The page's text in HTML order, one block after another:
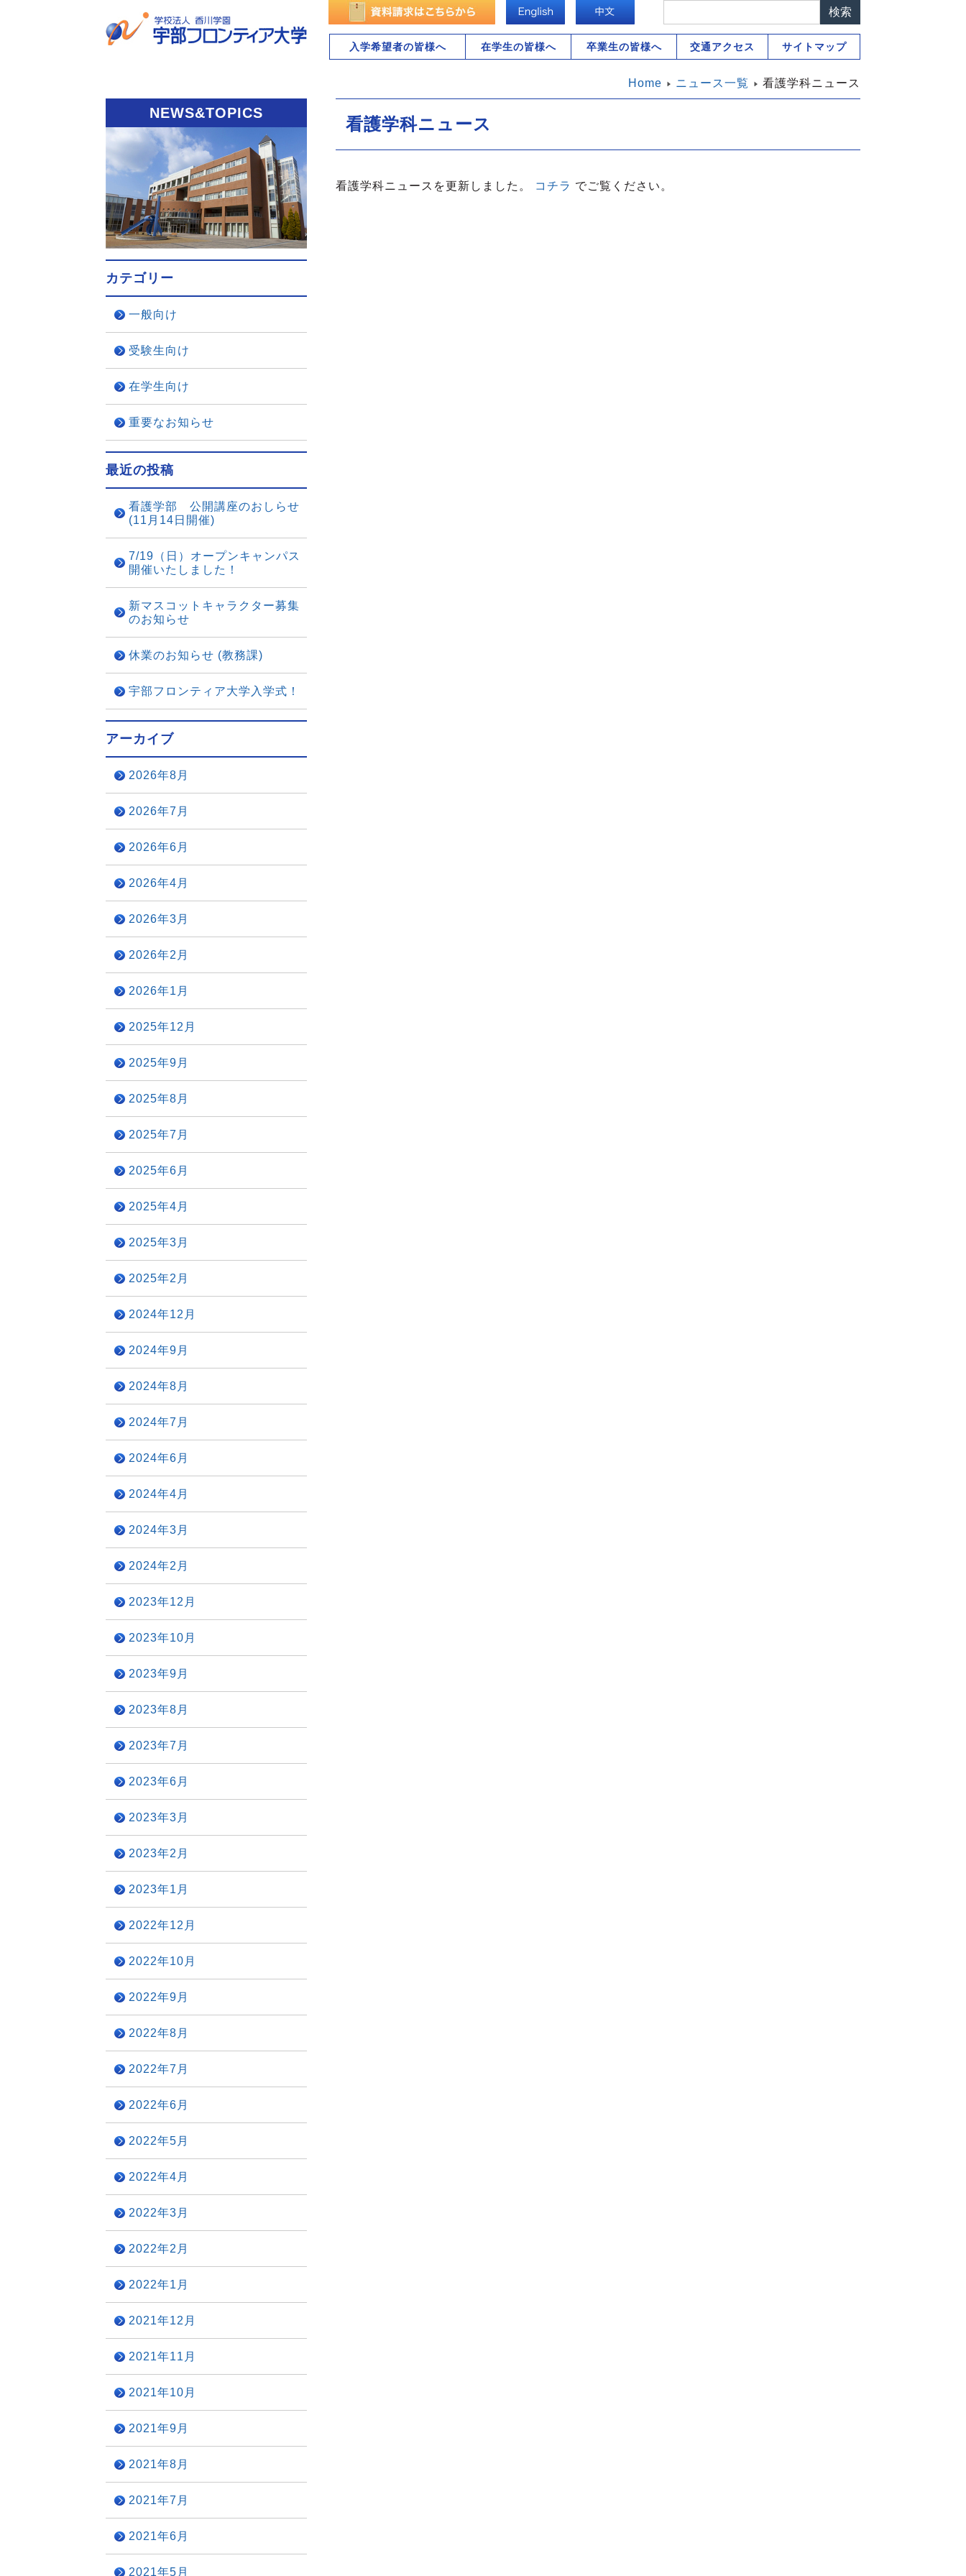
入学希望者の皆様へ 在学生の皆様へ 卒業生の皆様へ 交通アクセス サイトマップ
Home ニュース一覧 看護学科ニュース
看護学科ニュース
看護学科ニュースを更新しました。 コチラ でご覧ください。
NEWS&TOPICS
カテゴリー
一般向け
受験生向け
在学生向け
重要なお知らせ
最近の投稿
看護学部 公開講座のおしらせ
(11月14日開催)
7/19（日）オープンキャンパス
開催いたしました！
新マスコットキャラクター募集
のお知らせ
休業のお知らせ (教務課)
宇部フロンティア大学入学式！
アーカイブ
2026年8月
2026年7月
2026年6月
2026年4月
2026年3月
2026年2月
2026年1月
2025年12月
2025年9月
2025年8月
2025年7月
2025年6月
2025年4月
2025年3月
2025年2月
2024年12月
2024年9月
2024年8月
2024年7月
2024年6月
2024年4月
2024年3月
2024年2月
2023年12月
2023年10月
2023年9月
2023年8月
2023年7月
2023年6月
2023年3月
2023年2月
2023年1月
2022年12月
2022年10月
2022年9月
2022年8月
2022年7月
2022年6月
2022年5月
2022年4月
2022年3月
2022年2月
2022年1月
2021年12月
2021年11月
2021年10月
2021年9月
2021年8月
2021年7月
2021年6月
2021年5月